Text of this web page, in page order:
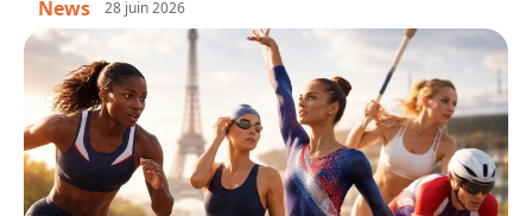
News 28 juin 2026